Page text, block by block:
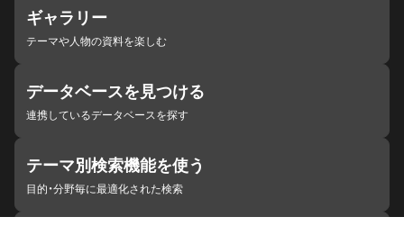
ギャラリー
テーマや人物の資料を楽しむ
データベースを見つける
連携しているデータベースを探す
テーマ別検索機能を使う
目的・分野毎に最適化された検索